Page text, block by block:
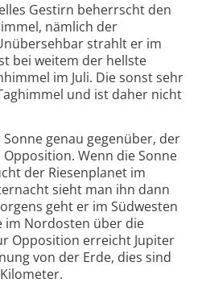
Gestirn beherrscht den
nämlich der
strahlt er im
bei weitem der hellste
im Juli. Die sonst sehr
und ist daher nicht
genau gegenüber, der
Wenn die Sonne
der Riesenplanet im
sieht man ihn dann
geht er im Südwesten
im Nordosten über die
Opposition erreicht Jupiter
von der Erde, dies sind